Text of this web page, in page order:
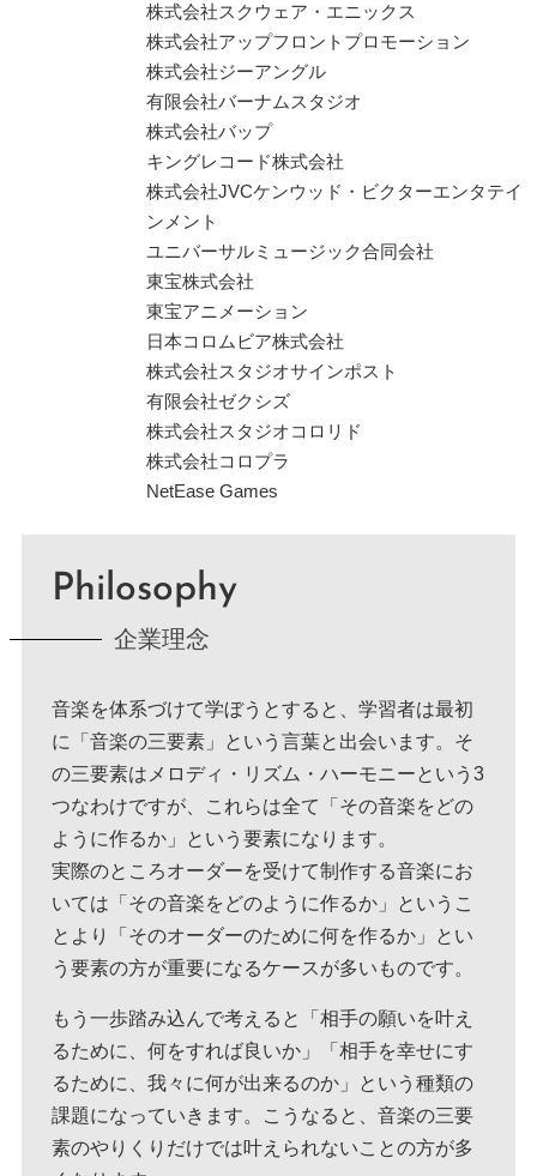
Philosophy
企業理念
音楽を体系づけて学ぼうとすると、学習者は最初
に「音楽の三要素」という言葉と出会います。そ
の三要素はメロディ・リズム・ハーモニーという3
つなわけですが、これらは全て「その音楽をどの
ように作るか」という要素になります。
実際のところオーダーを受けて制作する音楽にお
いては「その音楽をどのように作るか」というこ
とより「そのオーダーのために何を作るか」とい
う要素の方が重要になるケースが多いものです。
もう一歩踏み込んで考えると「相手の願いを叶え
るために、何をすれば良いか」「相手を幸せにす
るために、我々に何が出来るのか」という種類の
課題になっていきます。こうなると、音楽の三要
素のやりくりだけでは叶えられないことの方が多
株式会社スクウェア・エニックス
株式会社アップフロントプロモーション
株式会社ジーアングル
有限会社バーナムスタジオ
株式会社バップ
キングレコード株式会社
株式会社JVCケンウッド・ビクターエンタテイ
ンメント
ユニバーサルミュージック合同会社
東宝株式会社
東宝アニメーション
日本コロムビア株式会社
株式会社スタジオサインポスト
有限会社ゼクシズ
株式会社スタジオコロリド
株式会社コロプラ
NetEase Games